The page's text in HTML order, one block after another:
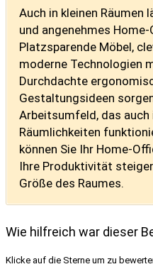
Auch in kleinen Räumen
und angenehmes
Platzsparende Möbel,
moderne Technologien
Durchdachte
Gestaltungsideen
Arbeitsumfeld, das auch
Räumlichkeiten
können Sie Ihr Home-
Ihre Produktivität
Größe des Raumes.
Wie hilfreich war dieser
Klicke auf die Sterne um zu